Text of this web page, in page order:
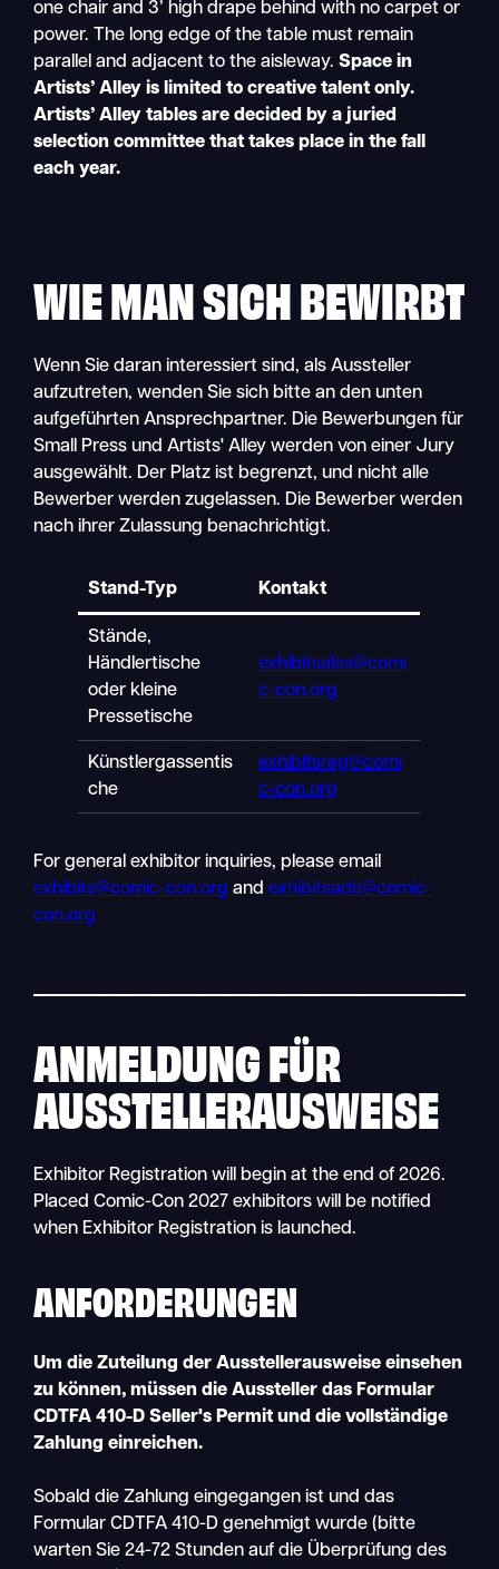
one chair and 3’ high drape behind with no carpet or
power. The long edge of the table must remain
parallel and adjacent to the aisleway.Space in
Artists’ Alley is limited to creative talent only.
Artists’ Alley tables are decided by a juried
selection committee that takes place in the fall
each year.
WIE MAN SICH BEWIRBT
Wenn Sie daran interessiert sind, als Aussteller
aufzutreten, wenden Sie sich bitte an den unten
aufgeführten Ansprechpartner. Die Bewerbungen für
Small Press und Artists' Alley werden von einer Jury
ausgewählt. Der Platz ist begrenzt, und nicht alle
Bewerber werden zugelassen. Die Bewerber werden
nach ihrer Zulassung benachrichtigt.
Stand-Typ Kontakt
Stände,
Händlertische
oder kleine
Pressetische
exhibitsales@comi
c-con.org
Künstlergassentis
che
exhibitsreg@comi
c-con.org
For general exhibitor inquiries, please email
exhibits@comic-con.org andexhibitsade@comic-
con.org
ANMELDUNG FÜR
AUSSTELLERAUSWEISE
Exhibitor Registration will begin at the end of 2026.
Placed Comic-Con 2027 exhibitors will be notified
when Exhibitor Registration is launched.
ANFORDERUNGEN
Um die Zuteilung der Ausstellerausweise einsehen
zu können, müssen die Aussteller das Formular
CDTFA 410-D Seller's Permit und die vollständige
Zahlung einreichen.
Sobald die Zahlung eingegangen ist und das
Formular CDTFA 410-D genehmigt wurde (bitte
warten Sie 24-72 Stunden auf die Überprüfung des